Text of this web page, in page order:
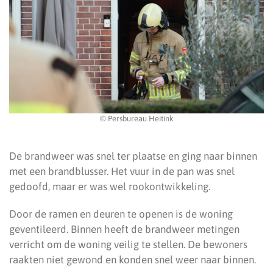
© Persbureau Heitink
De brandweer was snel ter plaatse en ging naar binnen
met een brandblusser. Het vuur in de pan was snel
gedoofd, maar er was wel rookontwikkeling.
Door de ramen en deuren te openen is de woning
geventileerd. Binnen heeft de brandweer metingen
verricht om de woning veilig te stellen. De bewoners
raakten niet gewond en konden snel weer naar binnen.